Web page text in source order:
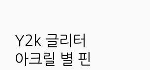
Y2k 글리터
아크릴 별 핀